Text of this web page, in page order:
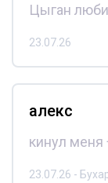
Цыган
23.07.26
алекс
кинул меня
23.07.26 -